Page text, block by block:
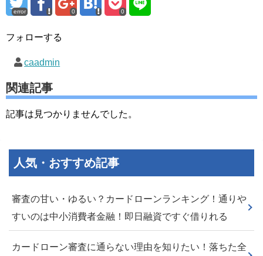
error 0 0
フォローする
caadmin
関連記事
記事は見つかりませんでした。
人気・おすすめ記事
審査の甘い・ゆるい？カードローンランキング！通りや
すいのは中小消費者金融！即日融資ですぐ借りれる
カードローン審査に通らない理由を知りたい！落ちた全